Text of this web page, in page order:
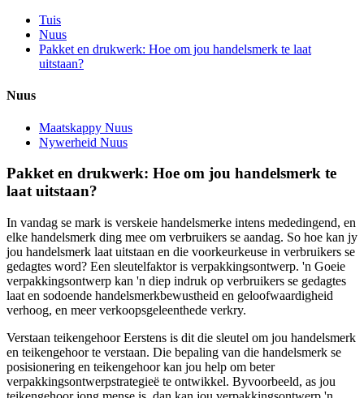
Tuis
Nuus
Pakket en drukwerk: Hoe om jou handelsmerk te laat
uitstaan?
Nuus
Maatskappy Nuus
Nywerheid Nuus
Pakket en drukwerk: Hoe om jou handelsmerk te
laat uitstaan?
In vandag se mark is verskeie handelsmerke intens mededingend, en
elke handelsmerk ding mee om verbruikers se aandag. So hoe kan jy
jou handelsmerk laat uitstaan ​​en die voorkeurkeuse in verbruikers se
gedagtes word? Een sleutelfaktor is verpakkingsontwerp. 'n Goeie
verpakkingsontwerp kan 'n diep indruk op verbruikers se gedagtes
laat en sodoende handelsmerkbewustheid en geloofwaardigheid
verhoog, en meer verkoopsgeleenthede verkry.
Verstaan ​​teikengehoor Eerstens is dit die sleutel om jou handelsmerk
en teikengehoor te verstaan. Die bepaling van die handelsmerk se
posisionering en teikengehoor kan jou help om beter
verpakkingsontwerpstrategieë te ontwikkel. Byvoorbeeld, as jou